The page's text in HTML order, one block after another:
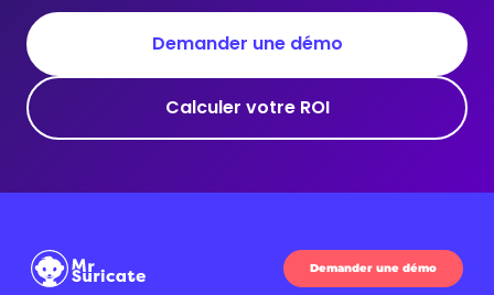
Demander une démo
Calculer votre ROI
Demander une démo